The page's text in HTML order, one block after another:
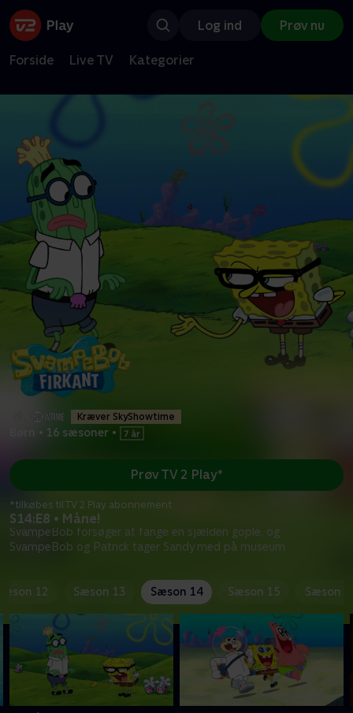
Log ind Prøv nu
Forside Live TV Kategorier
Kræver SkyShowtime
• 16 sæsoner •
S14:E8 • Måne!
SvampeBob forsøger at fange en sjælden gople, og
SvampeBob og Patrick tager Sandy med på museum
Prøv TV 2 Play*
*tilkøbes til TV 2 Play abonnement
12 Sæson 13 Sæson 14 Sæson 15 Sæson